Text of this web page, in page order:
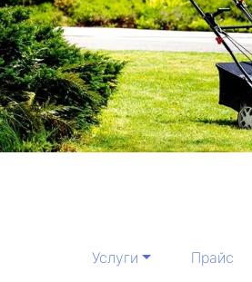
Услуги Прайс